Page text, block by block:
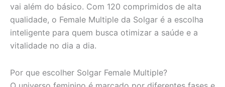
vai além do básico. Com 120 comprimidos de alta
qualidade, o Female Multiple da Solgar é a escolha
inteligente para quem busca otimizar a saúde e a
vitalidade no dia a dia.
Por que escolher Solgar Female Multiple?